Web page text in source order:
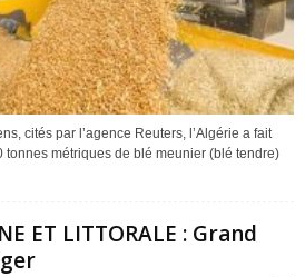
cités par l’agence Reuters, l’Algérie a fait
tonnes métriques de blé meunier (blé tendre)
ET LITTORALE : Grand